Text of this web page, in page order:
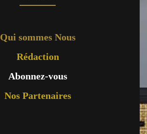
Qui sommes Nous
Rédaction
Abonnez-vous
Nos Partenaires